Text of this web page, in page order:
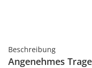
Beschreibung
Angenehmes